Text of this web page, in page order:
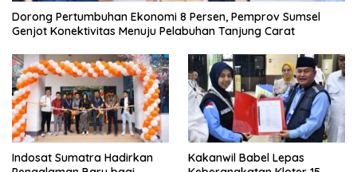
Dorong Pertumbuhan Ekonomi 8 Persen, Pemprov Sumsel
Genjot Konektivitas Menuju Pelabuhan Tanjung Carat
Indosat Sumatra Hadirkan
Kakanwil Babel Lepas